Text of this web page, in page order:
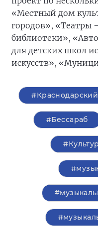
«Местный дом
городов»,
библиотеки»,
для детских школ
искусств»,
#Бессараб